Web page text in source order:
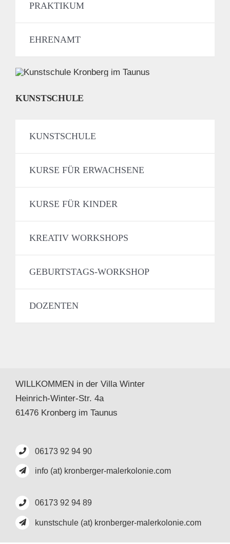
PRAKTIKUM
EHRENAMT
KUNSTSCHULE
KUNSTSCHULE
KURSE FÜR ERWACHSENE
KURSE FÜR KINDER
KREATIV WORKSHOPS
GEBURTSTAGS-WORKSHOP
DOZENTEN
WILLKOMMEN in der Villa Winter
Heinrich-Winter-Str. 4a
61476 Kronberg im Taunus
06173 92 94 90
info (at) kronberger-malerkolonie.com
06173 92 94 89
kunstschule (at) kronberger-malerkolonie.com